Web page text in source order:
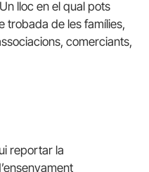
lloc en el qual pots
trobada de les famílies,
comerciants,
reportar la